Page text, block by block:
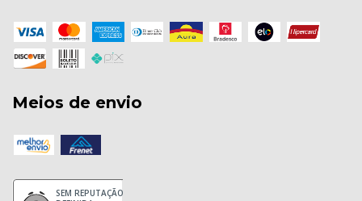
Meios de envio
SEM REPUTAÇÃO